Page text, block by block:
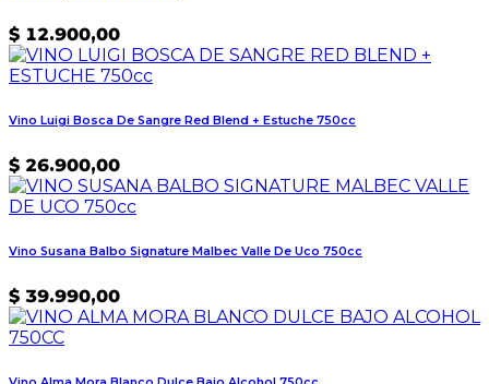
$ 12.900,00
Vino Luigi Bosca De Sangre Red Blend + Estuche 750cc
$ 26.900,00
Vino Susana Balbo Signature Malbec Valle De Uco 750cc
$ 39.990,00